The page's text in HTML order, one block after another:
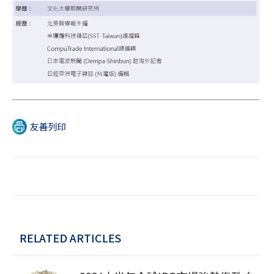
友善列印
RELATED ARTICLES